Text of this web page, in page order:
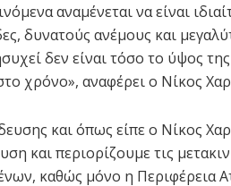
αναμένεται να είναι
δυνατούς ανέμους και
δεν είναι τόσο το ύψος
χρόνο», αναφέρει ο Νίκος
και όπως είπε ο Νίκος
και περιορίζουμε τις
καθώς μόνο η Περιφέρεια